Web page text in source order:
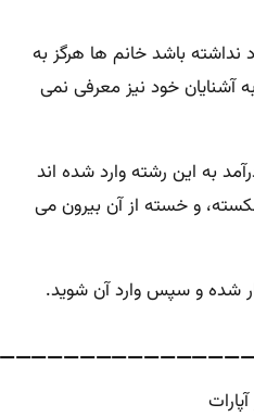
نداشته باشد خانم ها هرگز به
آشنایان خود نیز معرفی نمی
به این رشته وارد شده اند
و خسته از آن بیرون می
شده و سپس وارد آن شوید.